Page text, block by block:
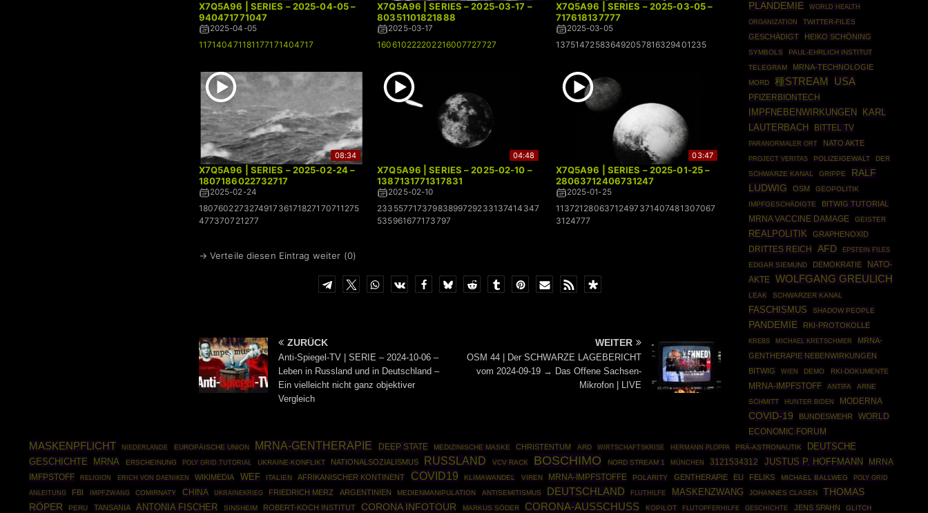
X7Q5A96 | SERIES – 2025-04-05 –
940471771047
2025-04-05
117140471181177171404717
X7Q5A96 | SERIES – 2025-03-17 –
80351101821888
2025-03-17
160610222202216007727727
X7Q5A96 | SERIES – 2025-03-05 –
717618137777
2025-03-05
137514725836492057816329401235
08:34
X7Q5A96 | SERIES – 2025-02-24 –
1807186022732717
2025-02-24
180760227327491736171827170711275
477370721277
04:48
X7Q5A96 | SERIES – 2025-02-10 –
1387131771317831
2025-02-10
23355771737983899729233137414347
535961677173797
03:47
X7Q5A96 | SERIES – 2025-01-25 –
28063712406731247
2025-01-25
11372128063712497371407481307067
3124777
→ Verteile diesen Eintrag weiter (0)
ZURÜCK
Anti-Spiegel-TV | SERIE – 2024-10-06 –
Leben in Russland und in Deutschland –
Ein vielleicht nicht ganz objektiver
Vergleich
WEITER
OSM 44 | Der SCHWARZE LAGEBERICHT
vom 2024-09-19 → Das Offene Sachsen-
Mikrofon | LIVE
PLANDEMIE
WORLD HEALTH
ORGANIZATION
TWITTER-FILES
GESCHÄDIGT HEIKO SCHÖNING
SYMBOLS
PAUL-EHRLICH INSTITUT
TELEGRAM
MRNA-TECHNOLOGIE
MORD 種STREAM USA
PFIZERBIONTECH
IMPFNEBENWIRKUNGEN
KARL
LAUTERBACH
BITTEL TV
PARANORMALER ORT NATO AKTE
PROJECT VERITAS POLIZEIGEWALT
DER
SCHWARZE KANAL
GRIPPE
RALF
LUDWIG
OSM
GEOPOLITIK
IMPFGESCHÄDIGTE
BITWIG TUTORIAL
MRNA VACCINE DAMAGE
GEISTER
REALPOLITIK GRAPHENOXID
DRITTES REICH AFD
EPSTEIN FILES
EDGAR SIEMUND
DEMOKRATIE
NATO-
AKTE
WOLFGANG GREULICH
LEAK SCHWARZER KANAL
FASCHISMUS SHADOW PEOPLE
PANDEMIE RKI-PROTOKOLLE
KREBS MICHAEL KRETSCHMER
MRNA-
GENTHERAPIE NEBENWIRKUNGEN
BITWIG
WIEN DEMO RKI-DOKUMENTE
MRNA-IMPFSTOFF ANTIFA
ARNE
SCHMITT
HUNTER BIDEN MODERNA
COVID-19 BUNDESWEHR
WORLD
ECONOMIC FORUM
MASKENPFLICHT NIEDERLANDE EUROPÄISCHE UNION MRNA-GENTHERAPIE DEEP STATE MEDIZINISCHE MASKE CHRISTENTUM ARD WIRTSCHAFTSKRISE HERMANN PLOPPA PRÄ-ASTRONAUTIK
DEUTSCHE
GESCHICHTE
MRNA ERSCHEINUNG POLY GRID TUTORIAL UKRAINE-KONFLIKT NATIONALSOZIALISMUS RUSSLAND VCV RACK BOSCHIMO NORD STREAM 1 MÜNCHEN 3121534312 JUSTUS P. HOFFMANN
MRNA
IMFPSTOFF
RELIGION ERICH VON DAENIKEN WIKIMEDIA WEF ITALIEN AFRIKANISCHER KONTINENT COVID19 KLIMAWANDEL VIREN MRNA-IMPFSTOFFE POLARITY GENTHERAPIE EU FELIKS MICHAEL BALLWEG
POLY GRID
ANLEITUNG
FBI IMPFZWANG COMIRNATY CHINA UKRAINEKRIEG FRIEDRICH MERZ ARGENTINIEN MEDIENMANIPULATION ANTISEMITISMUS DEUTSCHLAND FLUTHILFE MASKENZWANG JOHANNES CLASEN
THOMAS
RÖPER
PERU TANSANIA ANTONIA FISCHER SINSHEIM ROBERT-KOCH INSTITUT CORONA INFOTOUR MARKUS SÖDER CORONA-AUSSCHUSS KOPILOT FLUTOPFERHILFE GESCHICHTE JENS SPAHN
GLITCH